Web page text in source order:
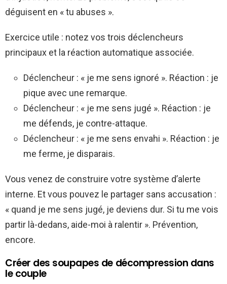
déguisent en « tu abuses ».
Exercice utile : notez vos trois déclencheurs
principaux et la réaction automatique associée.
Déclencheur : « je me sens ignoré ». Réaction : je
pique avec une remarque.
Déclencheur : « je me sens jugé ». Réaction : je
me défends, je contre-attaque.
Déclencheur : « je me sens envahi ». Réaction : je
me ferme, je disparais.
Vous venez de construire votre système d’alerte
interne. Et vous pouvez le partager sans accusation :
« quand je me sens jugé, je deviens dur. Si tu me vois
partir là-dedans, aide-moi à ralentir ». Prévention,
encore.
Créer des soupapes de décompression dans
le couple